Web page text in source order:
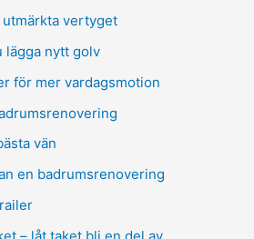
vertyget
lägga nytt golv
för mer vardagsmotion
vän
en badrumsrenovering
– låt taket bli en del av